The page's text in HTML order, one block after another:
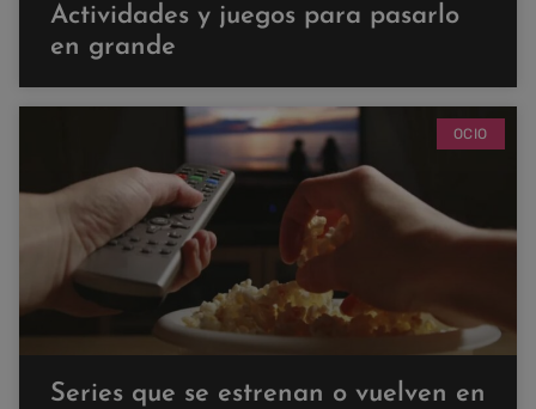
Actividades y juegos para pasarlo
en grande
OCIO
Series que se estrenan o vuelven en